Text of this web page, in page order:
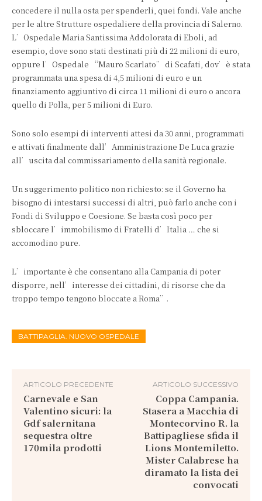
concedere il nulla osta per spenderli, quei fondi. Vale anche
per le altre Strutture ospedaliere della provincia di Salerno.
L’Ospedale Maria Santissima Addolorata di Eboli, ad
esempio, dove sono stati destinati più di 22 milioni di euro,
oppure l’Ospedale “Mauro Scarlato” di Scafati, dov’è stata
programmata una spesa di 4,5 milioni di euro e un
finanziamento aggiuntivo di circa 11 milioni di euro o ancora
quello di Polla, per 5 milioni di Euro.
Sono solo esempi di interventi attesi da 30 anni, programmati
e attivati finalmente dall’Amministrazione De Luca grazie
all’uscita dal commissariamento della sanità regionale.
Un suggerimento politico non richiesto: se il Governo ha
bisogno di intestarsi successi di altri, può farlo anche con i
Fondi di Sviluppo e Coesione. Se basta così poco per
sbloccare l’immobilismo di Fratelli d’Italia … che si
accomodino pure.
L’importante è che consentano alla Campania di poter
disporre, nell’interesse dei cittadini, di risorse che da
troppo tempo tengono bloccate a Roma”.
BATTIPAGLIA. NUOVO OSPEDALE
ARTICOLO PRECEDENTE
Carnevale e San
Valentino sicuri: la
Gdf salernitana
sequestra oltre
170mila prodotti
ARTICOLO SUCCESSIVO
Coppa Campania.
Stasera a Macchia di
Montecorvino R. la
Battipagliese sfida il
Lions Montemiletto.
Mister Calabrese ha
diramato la lista dei
convocati